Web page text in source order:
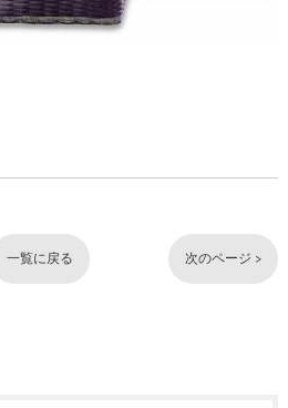
一覧に戻る 次のページ >